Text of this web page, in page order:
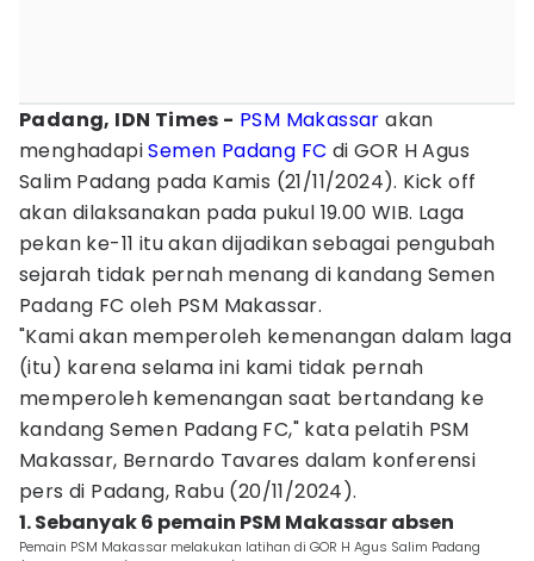
Padang, IDN Times - PSM Makassar akan
menghadapiSemen Padang FC di GOR H Agus
Salim Padang pada Kamis (21/11/2024). Kick off
akan dilaksanakan pada pukul 19.00 WIB. Laga
pekan ke-11 itu akan dijadikan sebagai pengubah
sejarah tidak pernah menang di kandang Semen
Padang FC oleh PSM Makassar.
"Kami akan memperoleh kemenangan dalam laga
(itu) karena selama ini kami tidak pernah
memperoleh kemenangan saat bertandang ke
kandang Semen Padang FC," kata pelatih PSM
Makassar, Bernardo Tavares dalam konferensi
pers di Padang, Rabu (20/11/2024).
1. Sebanyak 6 pemain PSM Makassar absen
Pemain PSM Makassar melakukan latihan di GOR H Agus Salim Padang